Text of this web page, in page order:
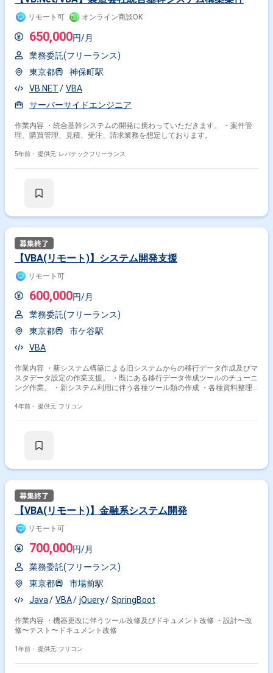
リモート可 オンライン商談OK
650,000円/月
業務委託(フリーランス)
東京都
神保町駅
VB.NET
VBA
サーバーサイドエンジニア
作業内容 ・統合基幹システムの開発に携わっていただきます。 ・案件管
理、購買管理、見積、受注、請求業務を想定しております。
5年前・ 提供元: レバテックフリーランス
【VBA(リモート)】システム開発支援
リモート可
600,000円/月
業務委託(フリーランス)
東京都
市ケ谷駅
VBA
作業内容 ・新システム構築による旧システムからの移行データ作成及びマ
スタデータ設定の作業支援。 ・既にある移行データ作成ツールのチューニ
ング作業。 ・新システム利用に伴う各種ツール類の作成 ・各種資料整理
4年前・ 提供元: フリコン
【VBA(リモート)】金融系システム開発
リモート可
700,000円/月
業務委託(フリーランス)
東京都
市場前駅
Java
VBA jQuery SpringBoot
作業内容 ・機器更改に伴うツール改修及びドキュメント改修 ・設計〜改
修〜テスト〜ドキュメント改修
1年前・ 提供元: フリコン
その他の条件で検索する
その他開発言語・スキルから探す
Access
SQL Server
Python
その他の職種から探す
サーバーサイドエンジニア PMO 社内SE
インフラエンジニア